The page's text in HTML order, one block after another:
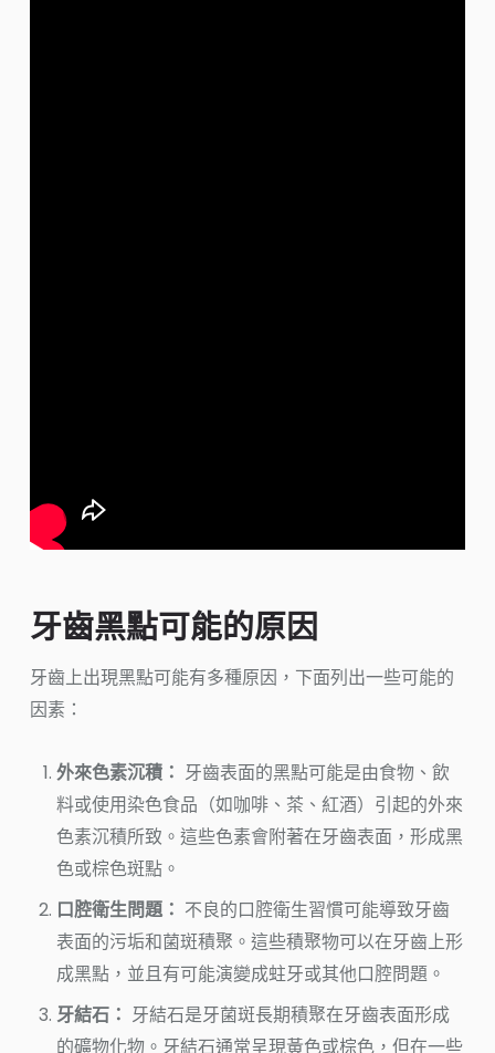
牙齒黑點可能的原因
牙齒上出現黑點可能有多種原因，下面列出一些可能的
因素：
外來色素沉積： 牙齒表面的黑點可能是由食物、飲
料或使用染色食品（如咖啡、茶、紅酒）引起的外來
色素沉積所致。這些色素會附著在牙齒表面，形成黑
色或棕色斑點。
口腔衛生問題： 不良的口腔衛生習慣可能導致牙齒
表面的污垢和菌斑積聚。這些積聚物可以在牙齒上形
成黑點，並且有可能演變成蛀牙或其他口腔問題。
牙結石： 牙結石是牙菌斑長期積聚在牙齒表面形成
的礦物化物。牙結石通常呈現黃色或棕色，但在一些